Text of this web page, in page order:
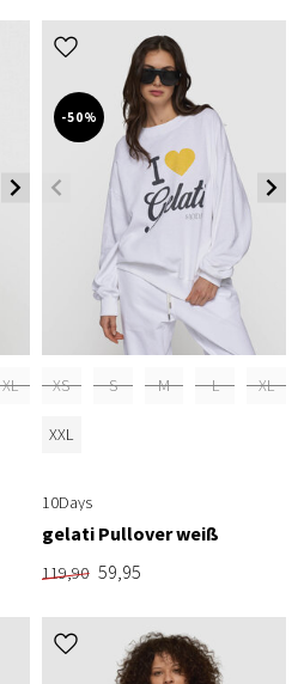
XL
-50%
XS S M L XL
XXL
10Days
gelati Pullover weiß
119,90 59,95